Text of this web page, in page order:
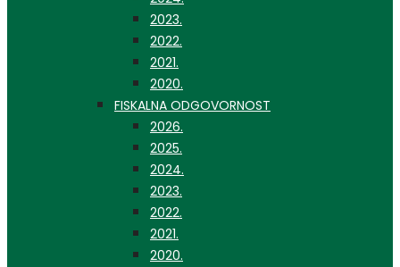
2023.
2022.
2021.
2020.
FISKALNA ODGOVORNOST
2026.
2025.
2024.
2023.
2022.
2021.
2020.